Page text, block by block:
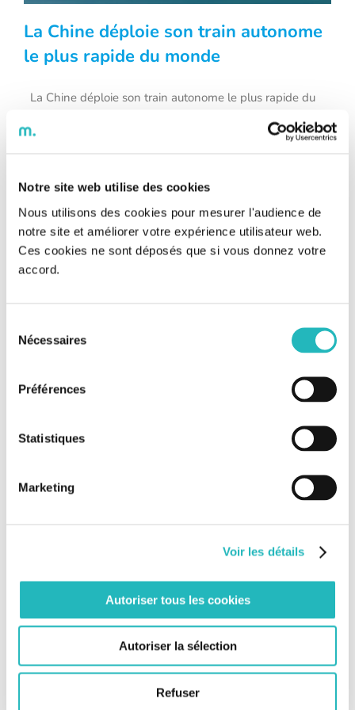
Notre site web utilise des cookies
Nous utilisons des cookies pour mesurer l'audience de
notre site et améliorer votre expérience utilisateur web.
Ces cookies ne sont déposés que si vous donnez votre
accord.
Nécessaires
Préférences
Statistiques
Marketing
Voir les détails
Autoriser tous les cookies
Autoriser la sélection
Refuser
La Chine déploie son train autonome
le plus rapide du monde
La Chine déploie son train autonome le plus rapide du
Pékin, la Chine voit les choses en grand et continue
Chine a inauguré [...]
Bee Grenoble ouvre ses portes !
[Grand Paris Express] Keolis exploite également la
ligne 18 !
L’impression 3D Béton franchit un nouveau cap
Rejoignez-nous sur Twitter
Tweets by @BeeEngFr